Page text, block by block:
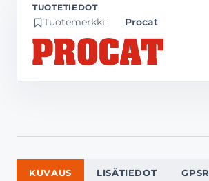
Tuotemerkki: Procat
KUVAUS LISÄTIEDOT GPSR